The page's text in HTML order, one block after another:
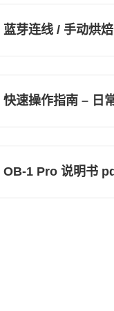
蓝芽连线 / 手动烘焙
快速操作指南 – 日
OB-1 Pro 说明书